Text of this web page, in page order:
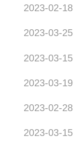
2023-02-18
2023-03-25
2023-03-15
2023-03-19
2023-02-28
2023-03-15